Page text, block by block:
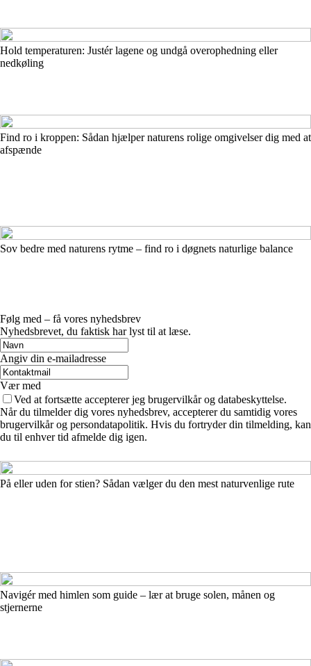
Hold temperaturen: Justér lagene og undgå overophedning eller
nedkøling
Find ro i kroppen: Sådan hjælper naturens rolige omgivelser dig med at
afspænde
Sov bedre med naturens rytme – find ro i døgnets naturlige balance
Følg med – få vores nyhedsbrev
Nyhedsbrevet, du faktisk har lyst til at læse.
Angiv din e-mailadresse
Vær med
Ved at fortsætte accepterer jeg brugervilkår og databeskyttelse.
Når du tilmelder dig vores nyhedsbrev, accepterer du samtidig vores
brugervilkår og persondatapolitik. Hvis du fortryder din tilmelding, kan
du til enhver tid afmelde dig igen.
På eller uden for stien? Sådan vælger du den mest naturvenlige rute
Navigér med himlen som guide – lær at bruge solen, månen og
stjernerne